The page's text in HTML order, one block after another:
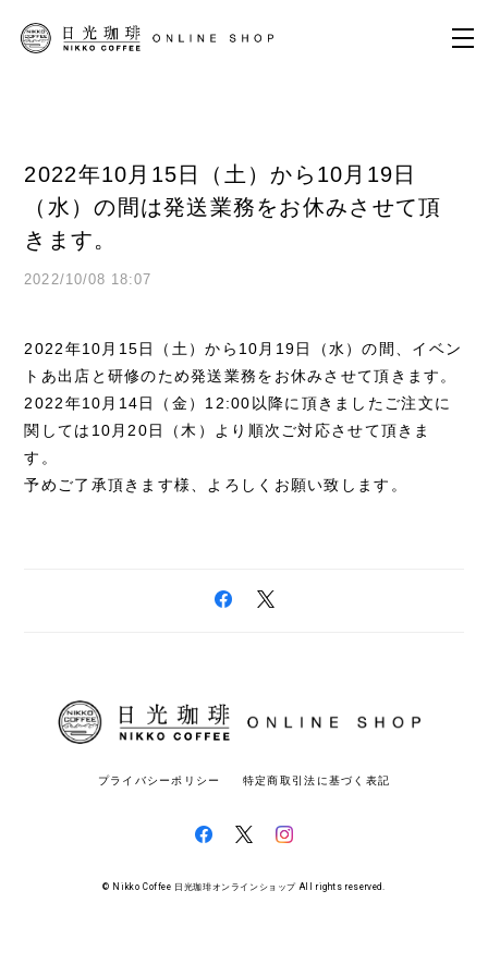
2022年10月15日（土）から10月19日
（水）の間は発送業務をお休みさせて頂
きます。
2022/10/08 18:07
2022年10月15日（土）から10月19日（水）の間、イベン
トあ出店と研修のため発送業務をお休みさせて頂きます。
2022年10月14日（金）12:00以降に頂きましたご注文に
関しては10月20日（木）より順次ご対応させて頂きま
す。
予めご了承頂きます様、よろしくお願い致します。
プライバシーポリシー 特定商取引法に基づく表記
© Nikko Coffee 日光珈琲オンラインショップ All rights reserved.